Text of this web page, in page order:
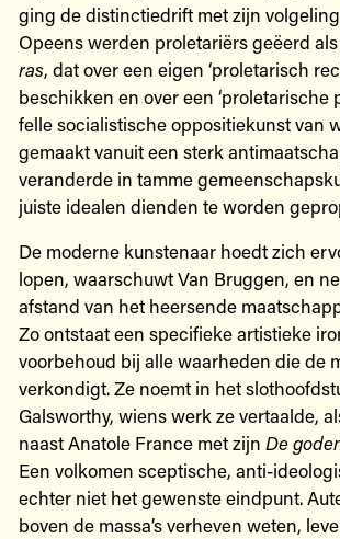
ging de distinctiedrift met zijn
Opeens werden proletariërs geëerd
ras, dat over een eigen ‘proletarisch
beschikken en over een ‘proletarische
felle socialistische oppositiekunst van
gemaakt vanuit een sterk
veranderde in tamme
juiste idealen dienden te worden
De moderne kunstenaar hoedt zich
lopen, waarschuwt Van Bruggen, en
afstand van het heersende
Zo ontstaat een specifieke artistieke
voorbehoud bij alle waarheden die de
verkondigt. Ze noemt in het
Galsworthy, wiens werk ze vertaalde,
naast Anatole France met zijn De
Een volkomen sceptische, anti-
echter niet het gewenste eindpunt.
boven de massa’s verheven weten,